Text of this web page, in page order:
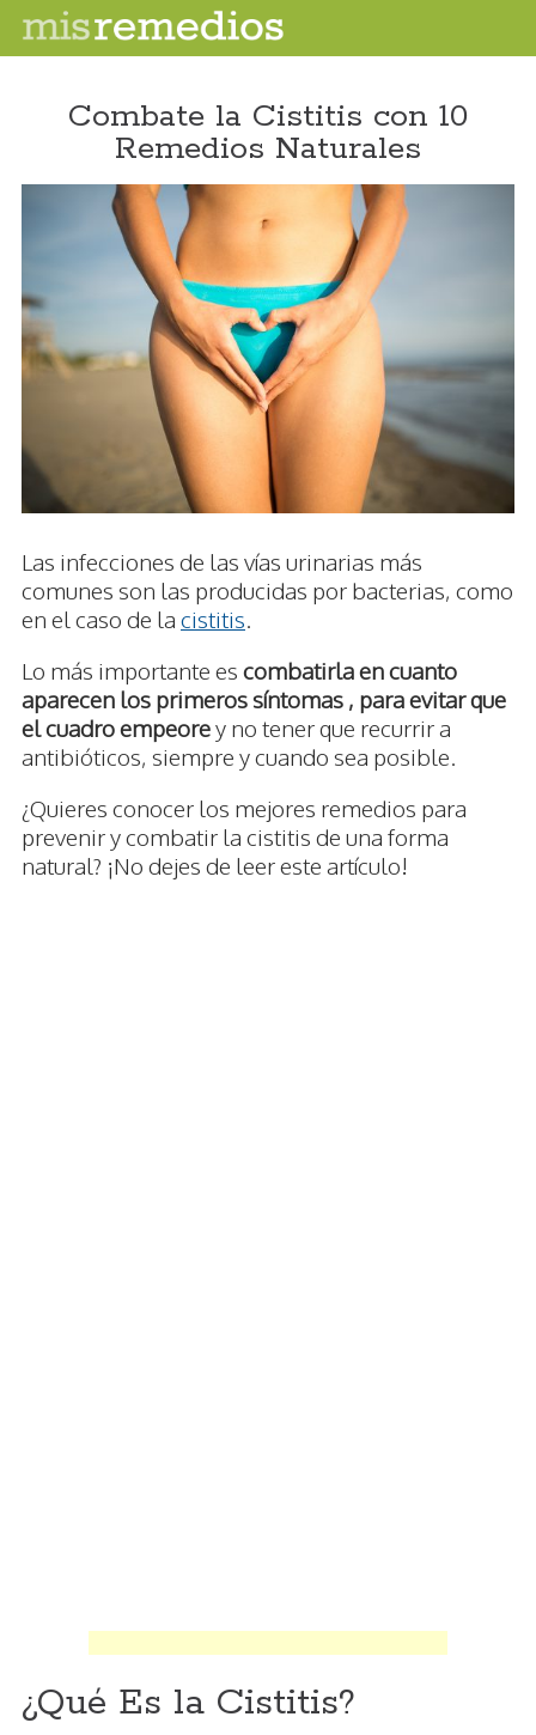
Combate la Cistitis con 10
Remedios Naturales
Las infecciones de las vías urinarias más
comunes son las producidas por bacterias, como
en el caso de la cistitis.
Lo más importante es combatirla en cuanto
aparecen los primeros síntomas , para evitar que
el cuadro empeorey no tener que recurrir a
antibióticos, siempre y cuando sea posible.
¿Quieres conocer los mejores remedios para
prevenir y combatir la cistitis de una forma
natural? ¡No dejes de leer este artículo!
¿Qué Es la Cistitis?